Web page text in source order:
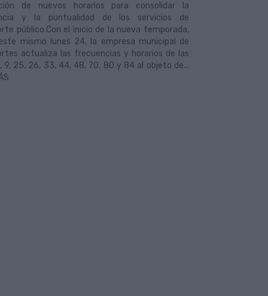
de nuevos horarios para consolidar la
y la puntualidad de los servicios de
público.Con el inicio de la nueva temporada,
mismo lunes 24, la empresa municipal de
actualiza las frecuencias y horarios de las
9, 25, 26, 33, 44, 48, 70, 80 y 84 al objeto de...